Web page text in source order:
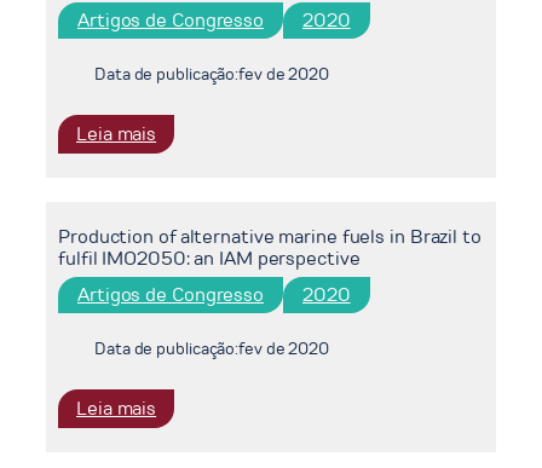
in
the
distribution
unburnable
resources
lens
of
COFFEE
model
Artigos de Congresso 2020
Data de publicação:fev de 2020
Leia mais
The
of
carbon
mitigation
pathways
Production of alternative marine fuels in Brazil to
fulfil IMO2050: an IAM perspective
Artigos de Congresso 2020
Data de publicação:fev de 2020
Leia mais
Production